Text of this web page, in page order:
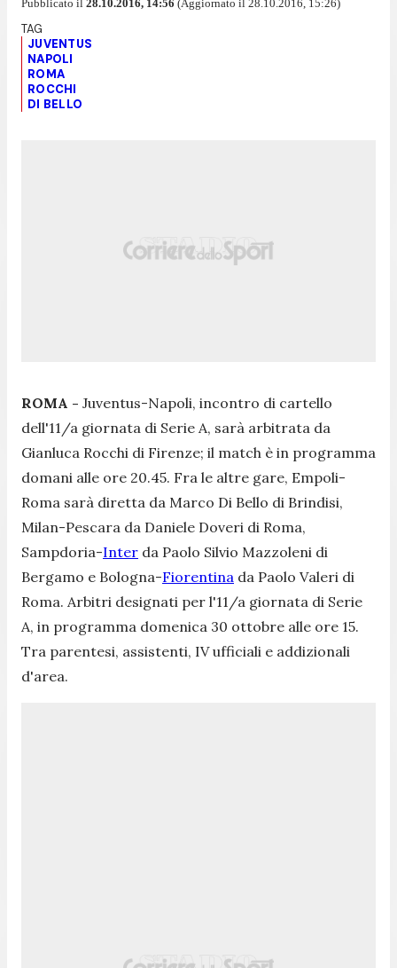
Pubblicato il 28.10.2016, 14:56 (Aggiornato il 28.10.2016, 15:26)
JUVENTUS
NAPOLI
ROMA
ROCCHI
DI BELLO
ROMA - Juventus-Napoli, incontro di cartello
dell'11/a giornata di Serie A, sarà arbitrata da
Gianluca Rocchi di Firenze; il match è in programma
domani alle ore 20.45. Fra le altre gare, Empoli-
Roma sarà diretta da Marco Di Bello di Brindisi,
Milan-Pescara da Daniele Doveri di Roma,
Sampdoria-Inter da Paolo Silvio Mazzoleni di
Bergamo e Bologna-Fiorentina da Paolo Valeri di
Roma. Arbitri designati per l'11/a giornata di Serie
A, in programma domenica 30 ottobre alle ore 15.
Tra parentesi, assistenti, IV ufficiali e addizionali
d'area.